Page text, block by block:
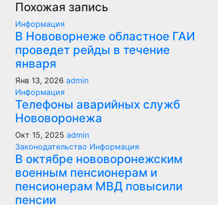
Похожая запись
Информация
В Нововорнеже областное ГАИ
проведет рейды в течение
января
Янв 13, 2026 admin
Информация
Телефоны аварийных служб
Нововоронежа
Окт 15, 2025 admin
Законодательство Информация
В октябре нововоронежским
военным пенсионерам и
пенсионерам МВД повысили
пенсии